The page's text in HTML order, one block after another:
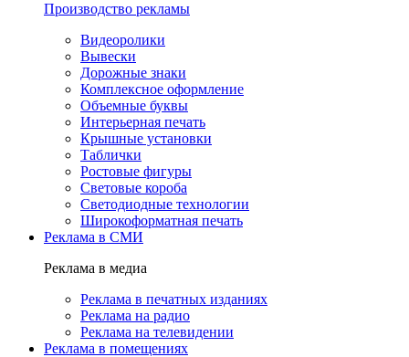
Производство рекламы
Видеоролики
Вывески
Дорожные знаки
Комплексное оформление
Объемные буквы
Интерьерная печать
Крышные установки
Таблички
Ростовые фигуры
Световые короба
Светодиодные технологии
Широкоформатная печать
Реклама в СМИ
Реклама в медиа
Реклама в печатных изданиях
Реклама на радио
Реклама на телевидении
Реклама в помещениях